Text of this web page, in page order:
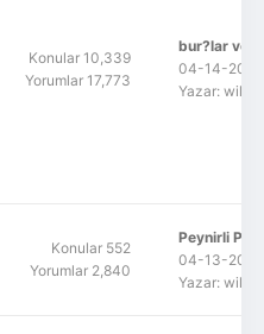
Konular 10,339
Yorumlar 17,773
bur?lar ve
04-14-
Yazar:
Konular 552
Yorumlar 2,840
Peynirli
04-13-
Yazar: